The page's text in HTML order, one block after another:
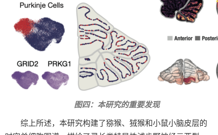
图四：本研究的重要发现
综上所述，本研究构建了猕猴、狨猴和小鼠小脑皮层的